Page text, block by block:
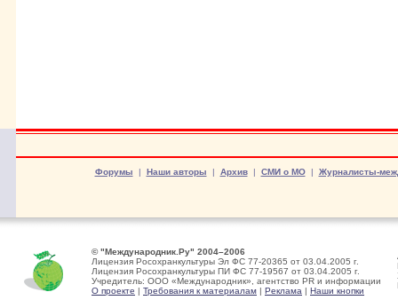
Форумы | Наши авторы | Архив| СМИ о МО| Журналисты-
© "Международник.Ру" 2004–2006
Лицензия Росохранкультуры Эл ФС 77-20365 от 03.04.2005 г.
Лицензия Росохранкультуры ПИ ФС 77-19567 от 03.04.2005 г.
Учредитель: ООО «Международник», агентство PR и информации
О проекте | Требования к материалам | Реклама | Наши кнопки